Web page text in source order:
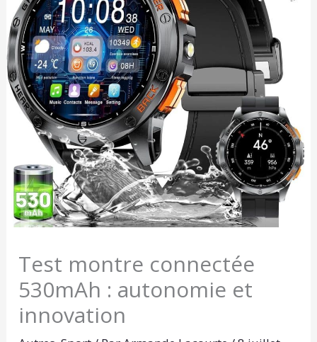
Test montre connectée
530mAh : autonomie et
innovation